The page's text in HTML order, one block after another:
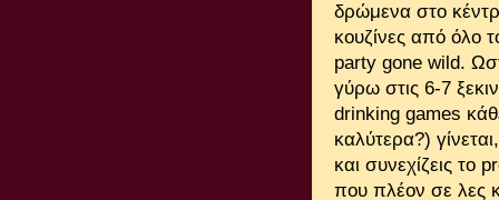
δρώμενα στο
κουζίνες από όλο
party gone wild.
γύρω στις 6-7
drinking games
καλύτερα?)
και συνεχίζεις το
που πλέον σε λες